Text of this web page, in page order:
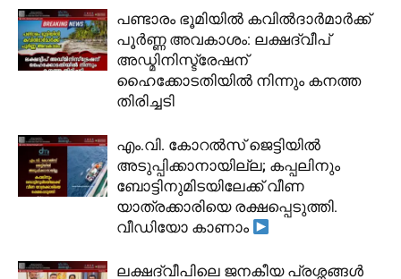
പണ്ടാരം ഭൂമിയിൽ കവിൽദാർമാർക്ക്
പൂർണ്ണ അവകാശം: ലക്ഷദ്വീപ്
അഡ്മിനിസ്ട്രേഷന്
ഹൈക്കോടതിയിൽ നിന്നും കനത്ത
തിരിച്ചടി
​എം.വി. കോറൽസ് ജെട്ടിയിൽ
അടുപ്പിക്കാനായില്ല; കപ്പലിനും
ബോട്ടിനുമിടയിലേക്ക് വീണ
യാത്രക്കാരിയെ രക്ഷപ്പെടുത്തി.
വീഡിയോ കാണാം
ലക്ഷദ്വീപിലെ ജനകീയ പ്രശ്നങ്ങൾ